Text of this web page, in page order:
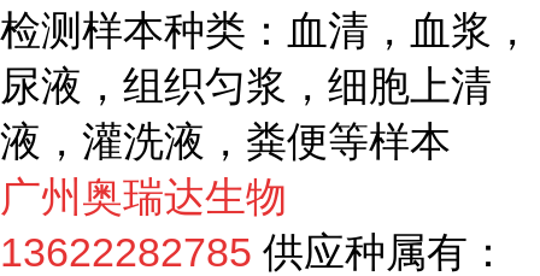
检测样本种类：血清，血浆，
尿液，组织匀浆，细胞上清
液，灌洗液，粪便等样本
广州奥瑞达生物
13622282785 供应种属有：